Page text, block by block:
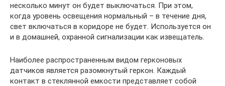
несколько минут он будет выключаться. При этом,
когда уровень освещения нормальный – в течение дня,
свет включаться в коридоре не будет. Используется он
и в домашней, охранной сигнализации как извещатель.
Наиболее распространенным видом герконовых
датчиков является разомкнутый геркон. Каждый
контакт в стеклянной емкости представляет собой